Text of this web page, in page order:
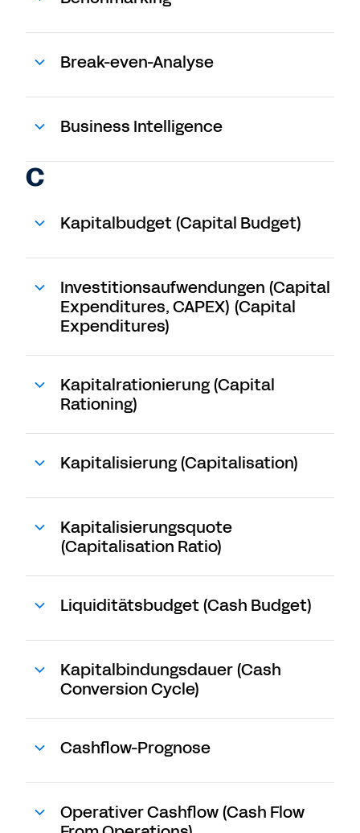
Break-even-Analyse
Business Intelligence
C
Kapitalbudget (Capital Budget)
Investitionsaufwendungen (Capital
Expenditures, CAPEX) (Capital
Expenditures)
Kapitalrationierung (Capital
Rationing)
Kapitalisierung (Capitalisation)
Kapitalisierungsquote
(Capitalisation Ratio)
Liquiditätsbudget (Cash Budget)
Kapitalbindungsdauer (Cash
Conversion Cycle)
Cashflow-Prognose
Operativer Cashflow (Cash Flow